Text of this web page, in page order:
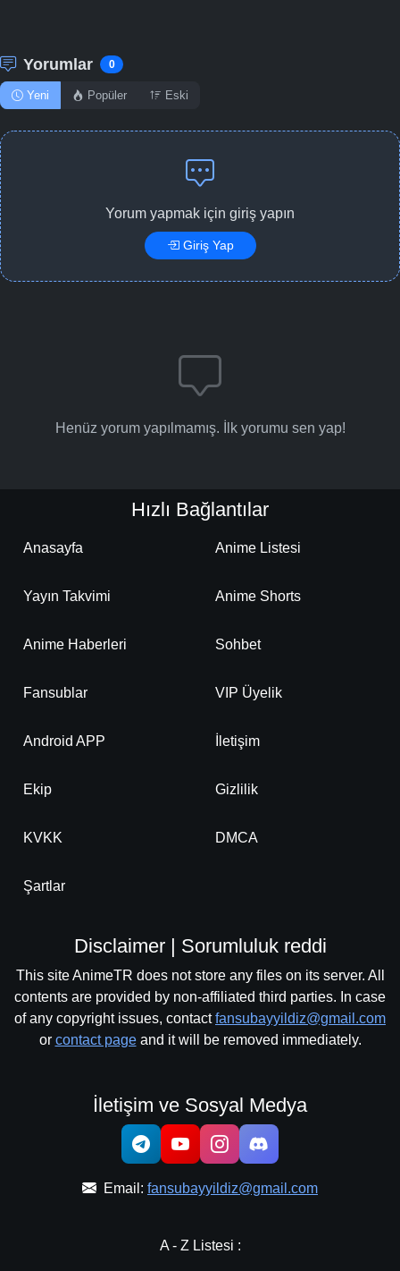
Yorumlar 0
Yeni Popüler Eski
Yorum yapmak için giriş yapın
Giriş Yap
Henüz yorum yapılmamış. İlk yorumu sen yap!
Hızlı Bağlantılar
Anasayfa Anime Listesi
Yayın Takvimi Anime Shorts
Anime Haberleri Sohbet
Fansublar VIP Üyelik
Android APP İletişim
Ekip Gizlilik
KVKK DMCA
Şartlar
Disclaimer | Sorumluluk reddi
This site AnimeTR does not store any files on its server. All
contents are provided by non-affiliated third parties. In case
of any copyright issues, contactfansubayyildiz@gmail.com
or contact pageand it will be removed immediately.
İletişim ve Sosyal Medya
Email: fansubayyildiz@gmail.com
A - Z Listesi :